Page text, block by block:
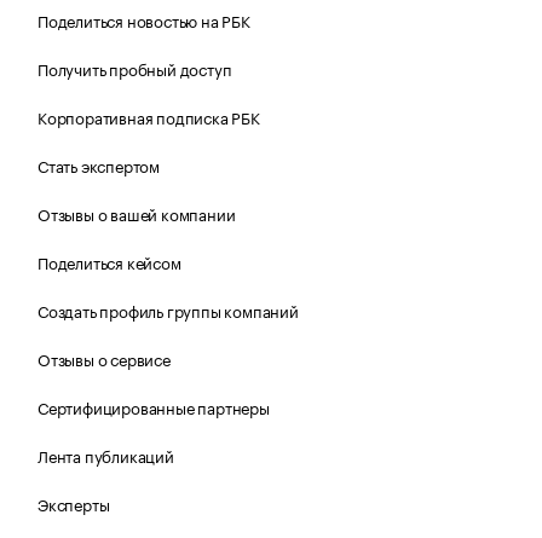
Поделиться новостью на РБК
Получить пробный доступ
Корпоративная подписка РБК
Стать экспертом
Отзывы о вашей компании
Поделиться кейсом
Создать профиль группы компаний
Отзывы о сервисе
Сертифицированные партнеры
Лента публикаций
Эксперты